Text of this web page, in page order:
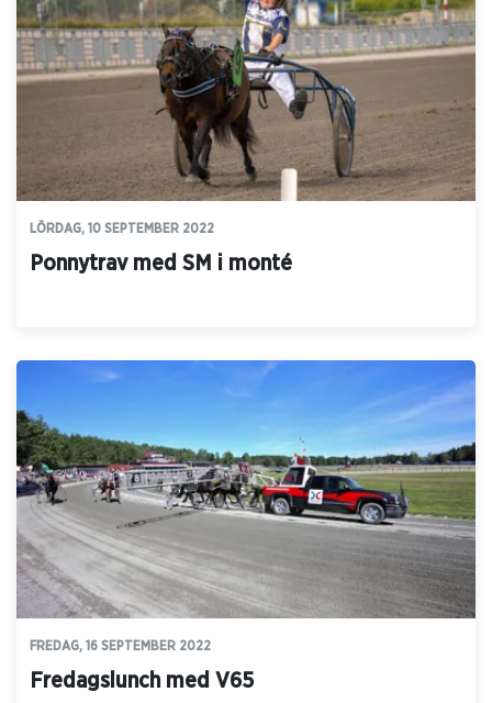
LÖRDAG, 10 SEPTEMBER 2022
Ponnytrav med SM i monté
FREDAG, 16 SEPTEMBER 2022
Fredagslunch med V65